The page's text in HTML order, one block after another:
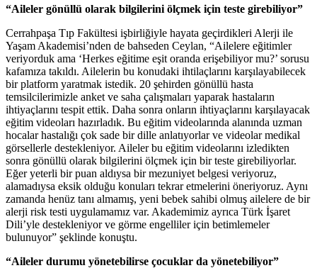
“Aileler gönüllü olarak bilgilerini ölçmek için teste girebiliyor”
Cerrahpaşa Tıp Fakültesi işbirliğiyle hayata geçirdikleri Alerji ile
Yaşam Akademisi’nden de bahseden Ceylan, “Ailelere eğitimler
veriyorduk ama ‘Herkes eğitime eşit oranda erişebiliyor mu?’ sorusu
kafamıza takıldı. Ailelerin bu konudaki ihtilaçlarını karşılayabilecek
bir platform yaratmak istedik. 20 şehirden gönüllü hasta
temsilcilerimizle anket ve saha çalışmaları yaparak hastaların
ihtiyaçlarını tespit ettik. Daha sonra onların ihtiyaçlarını karşılayacak
eğitim videoları hazırladık. Bu eğitim videolarında alanında uzman
hocalar hastalığı çok sade bir dille anlatıyorlar ve videolar medikal
görsellerle destekleniyor. Aileler bu eğitim videolarını izledikten
sonra gönüllü olarak bilgilerini ölçmek için bir teste girebiliyorlar.
Eğer yeterli bir puan aldıysa bir mezuniyet belgesi veriyoruz,
alamadıysa eksik olduğu konuları tekrar etmelerini öneriyoruz. Aynı
zamanda henüz tanı almamış, yeni bebek sahibi olmuş ailelere de bir
alerji risk testi uygulamamız var. Akademimiz ayrıca Türk İşaret
Dili’yle destekleniyor ve görme engelliler için betimlemeler
bulunuyor” şeklinde konuştu.
“Aileler durumu yönetebilirse çocuklar da yönetebiliyor”